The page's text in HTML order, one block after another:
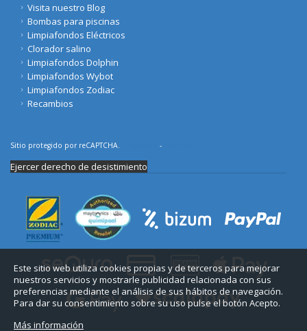
Visita nuestro Blog
Bombas para piscinas
Limpiafondos Eléctricos
Clorador salino
Limpiafondos Dolphin
Limpiafondos Wybot
Limpiafondos Zodiac
Recambios
Este sitio web utiliza cookies propias y de terceros para mejorar
nuestros servicios y mostrarle publicidad relacionada con sus
preferencias mediante el análisis de sus hábitos de navegación.
Para dar su consentimiento sobre su uso pulse el botón Acepto.
Más información
Sitio protegido por reCAPTCHA. -
Ejercer derecho de desistimiento